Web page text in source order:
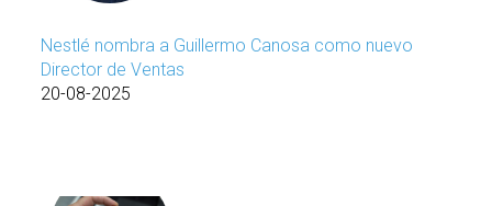
Nestlé nombra a Guillermo Canosa como nuevo
Director de Ventas
20-08-2025